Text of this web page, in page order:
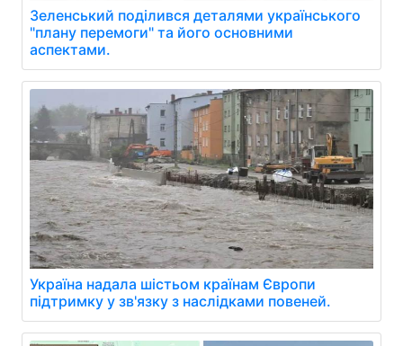
Зеленський поділився деталями українського
"плану перемоги" та його основними
аспектами.
Україна надала шістьом країнам Європи
підтримку у зв'язку з наслідками повеней.